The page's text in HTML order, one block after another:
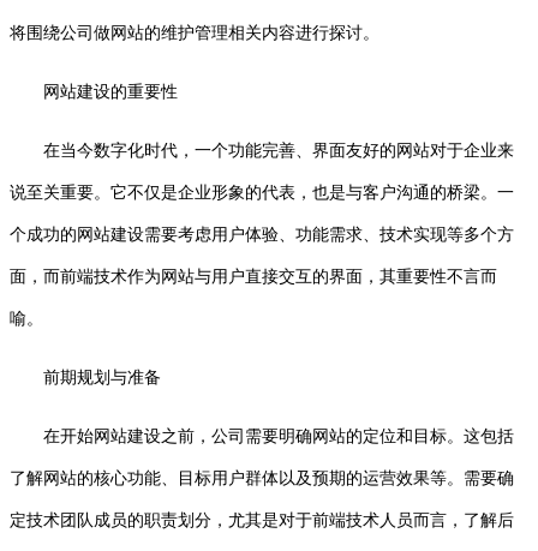
将围绕公司做网站的维护管理相关内容进行探讨。
网站建设的重要性
在当今数字化时代，一个功能完善、界面友好的网站对于企业来
说至关重要。它不仅是企业形象的代表，也是与客户沟通的桥梁。一
个成功的网站建设需要考虑用户体验、功能需求、技术实现等多个方
面，而前端技术作为网站与用户直接交互的界面，其重要性不言而
喻。
前期规划与准备
在开始网站建设之前，公司需要明确网站的定位和目标。这包括
了解网站的核心功能、目标用户群体以及预期的运营效果等。需要确
定技术团队成员的职责划分，尤其是对于前端技术人员而言，了解后